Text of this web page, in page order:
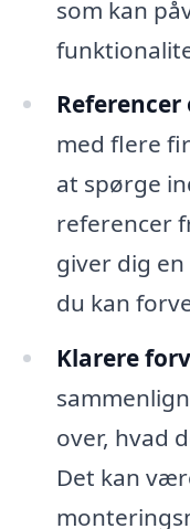
som kan
med flere
at spørge
referencer
giver dig
du kan
Klarere
over, hvad
Det kan